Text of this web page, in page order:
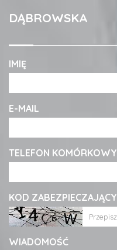
DĄBROWSKA
IMIĘ
E-MAIL
TELEFON KOMÓRKOWY
KOD ZABEZPIECZAJĄCY
WIADOMOŚĆ